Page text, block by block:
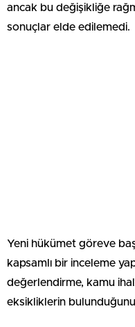
ancak bu değişikliğe
sonuçlar elde edilemedi.
Yeni hükümet göreve
kapsamlı bir inceleme
değerlendirme, kamu
eksikliklerin